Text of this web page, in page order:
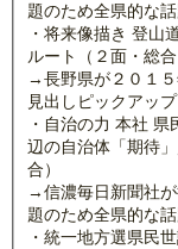
題のため全県的な
・将来像描き 登山
ルート（２面・総合
→長野県が２０１
見出しピックアップ
・自治の力 本社
辺の自治体「期待
合）
→信濃毎日新聞社
題のため全県的な
・統一地方選県民